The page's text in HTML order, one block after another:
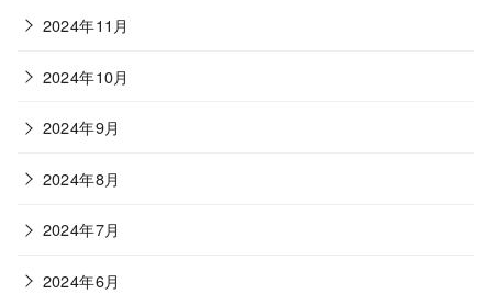
2024年11月
2024年10月
2024年9月
2024年8月
2024年7月
2024年6月